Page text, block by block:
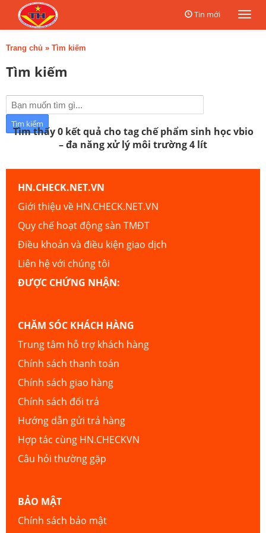
Tin mới
Trang chủ » Tìm kiếm
Tìm kiếm
Tìm thấy 0 kết quả cho tag chế phẩm sinh học vbio
– đa năng xử lý môi trường 4 lít
HN.CHECK.NET.VN
Giới thiệu về HN.CHECK.NET.VN
Quy chế hoạt động sàn TMĐT
Điều khoản và điều kiện giao dịch
Liên hệ với chúng tôi
ĐƯỢC CHỨNG NHẬN:
CHĂM SÓC KHÁCH HÀNG
Trung tâm hỗ trợ khách hàng
Chính sách thanh toán
Chính sách giao hàng
Chính sách đổi trả
Hướng dẫn gửi trả hàng
Hợp tác cùng HN.CHECKVN
Câu hỏi thường gặp
BẢO MẬT
Chính sách bảo mật